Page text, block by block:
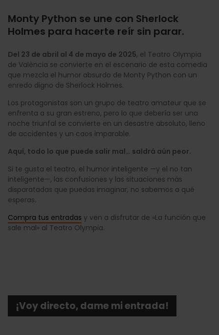
Monty Python se une con Sherlock
Holmes para hacerte reír sin parar.
Del 23 de abril al 4 de mayo de 2025, el Teatro Olympia
de València se convierte en el escenario de esta comedia
que mezcla el humor absurdo de Monty Python con un
enredo digno de Sherlock Holmes.
Los protagonistas son un grupo de teatro amateur que se
enfrenta a su gran estreno, pero lo que debería ser una
noche triunfal se convierte en un desastre absoluto, lleno
de accidentes y un caos imparable.
Aquí, todo lo que puede salir mal… saldrá aún peor.
Si te gusta el teatro, el humor inteligente —y el no tan
inteligente—, las confusiones y las situaciones más
disparatadas que puedas imaginar, no sabemos a qué
esperas.
Compra tus entradas y ven a disfrutar de «La función que
sale mal» al Teatro Olympia.
¡Voy directo, dame mi entrada!